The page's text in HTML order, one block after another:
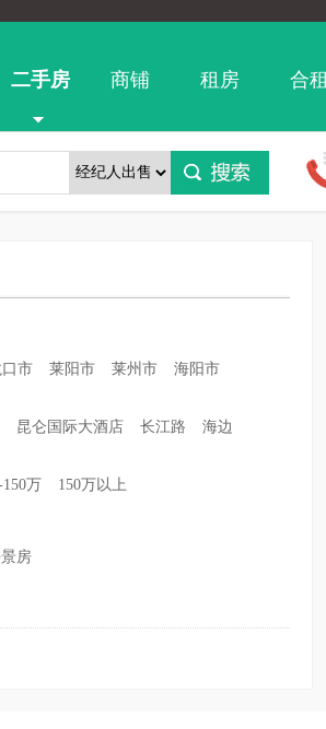
二手房 商铺 租房 合租
市 莱阳市 莱州市
海阳市
昆仑国际大酒店 长江路
海边
150万 150万以上
房